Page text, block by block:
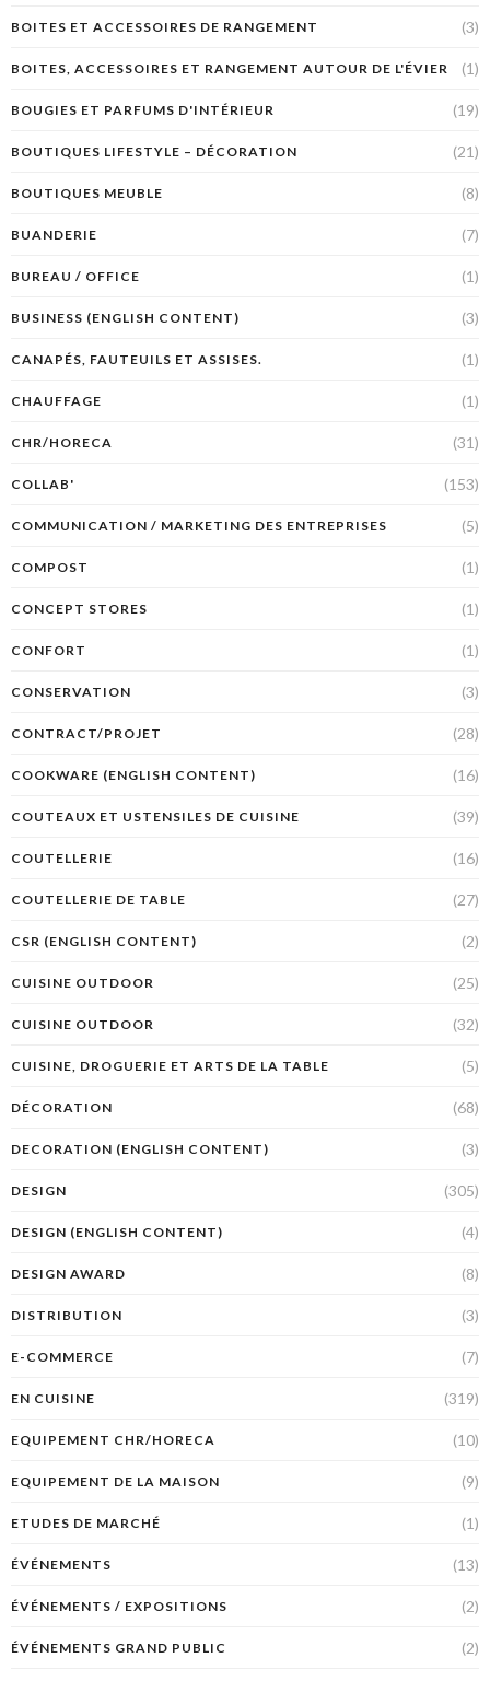
BOITES ET ACCESSOIRES DE RANGEMENT (3)
BOITES, ACCESSOIRES ET RANGEMENT AUTOUR DE L'ÉVIER (1)
BOUGIES ET PARFUMS D'INTÉRIEUR (19)
BOUTIQUES LIFESTYLE – DÉCORATION (21)
BOUTIQUES MEUBLE (8)
BUANDERIE (7)
BUREAU / OFFICE (1)
BUSINESS (ENGLISH CONTENT) (3)
CANAPÉS, FAUTEUILS ET ASSISES. (1)
CHAUFFAGE (1)
CHR/HORECA (31)
COLLAB' (153)
COMMUNICATION / MARKETING DES ENTREPRISES (5)
COMPOST (1)
CONCEPT STORES (1)
CONFORT (1)
CONSERVATION (3)
CONTRACT/PROJET (28)
COOKWARE (ENGLISH CONTENT) (16)
COUTEAUX ET USTENSILES DE CUISINE (39)
COUTELLERIE (16)
COUTELLERIE DE TABLE (27)
CSR (ENGLISH CONTENT) (2)
CUISINE OUTDOOR (25)
CUISINE OUTDOOR (32)
CUISINE, DROGUERIE ET ARTS DE LA TABLE (5)
DÉCORATION (68)
DECORATION (ENGLISH CONTENT) (3)
DESIGN (305)
DESIGN (ENGLISH CONTENT) (4)
DESIGN AWARD (8)
DISTRIBUTION (3)
E-COMMERCE (7)
EN CUISINE (319)
EQUIPEMENT CHR/HORECA (10)
EQUIPEMENT DE LA MAISON (9)
ETUDES DE MARCHÉ (1)
ÉVÉNEMENTS (13)
ÉVÉNEMENTS / EXPOSITIONS (2)
ÉVÉNEMENTS GRAND PUBLIC (2)